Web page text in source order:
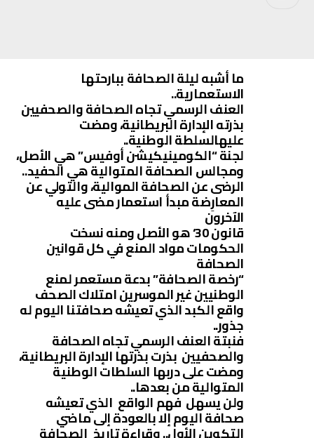
ما أشبه ليلة الصحافة ببارحتها
الاستعمارية..
العنف الرسمي تجاه الصحافة والصحفيين
بذرته الإدارة البريطانية، ومضت
عليهالسلطة الوطنية..
لجنة “الكومينيكيشن أوفيس” هي الأصل،
ومجالس الصحافة المتوالية هي الحفيد..
الرضى عن الصحافة الموالية، والتولي عن
المعارِضة مبدأ استعمار مضى عليه
الآخرون
قانون 30‘ هو الأصل ومنه نسخت
الحكومات مواد المنع في كل قوانين
الصحافة
“رخصة الصحافة” بدعة مستعمر لمنع
الوطنيين غير الموسرين امتلاك الصحف
واقع الكبد الذي تعيشه صحافتنا اليوم له
جذور..
فنبتة العنف الرسمي تجاه الصحافة
والصحفيين بذرت بذرتها الإدارة البريطانية،
ومضت على دربها السلطات الوطنية
المتوالية من بعدها..
ولن يسهل فهم الواقع الذي تعيشه
صحافة اليوم إلا بالعودة إلى ماضي
التكوين الأول.. وقراءة تاريخ الصحافة